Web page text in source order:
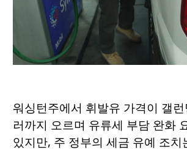
워싱턴주에서 휘발유 가격이 갤
러까지 오르며 유류세 부담 완화
있지만, 주 정부의 세금 유예 조치